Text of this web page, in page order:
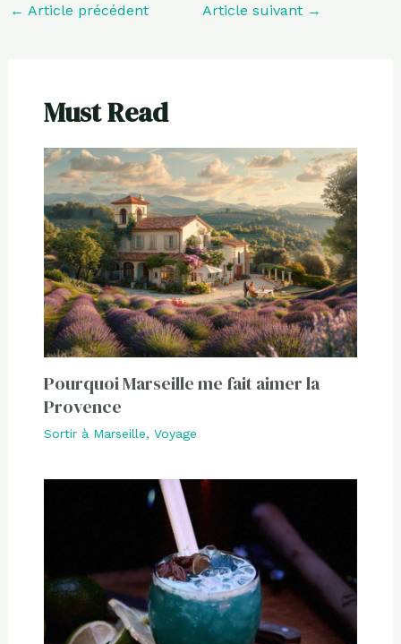
← Article précédent Article suivant →
Must Read
Pourquoi Marseille me fait aimer la
Provence
Sortir à Marseille, Voyage